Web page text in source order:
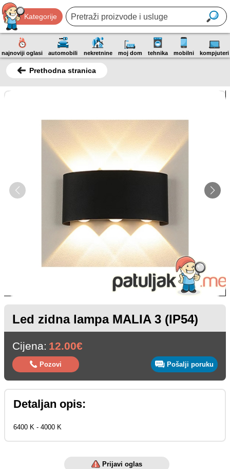
Kategorije
najnoviji oglasi automobili nekretnine moj dom tehnika mobilni kompjuteri
Prethodna stranica
Led zidna lampa MALIA 3 (IP54)
Cijena: 12.00€
Pozovi Pošalji poruku
Detaljan opis:
6400 K - 4000 K
Prijavi oglas